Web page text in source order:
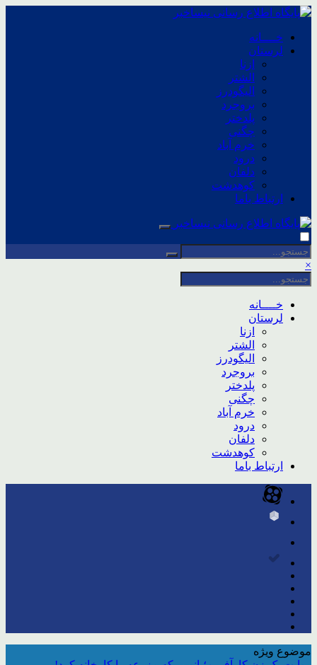
خــــانه
لرستان
ازنا
الشتر
الیگودرز
بروجرد
پلدختر
چگنی
خرم آباد
درود
دلفان
کوهدشت
ارتباط باما
×
خــــانه
لرستان
ازنا
الشتر
الیگودرز
بروجرد
پلدختر
چگنی
خرم آباد
درود
دلفان
کوهدشت
ارتباط باما
موضوع ویژه